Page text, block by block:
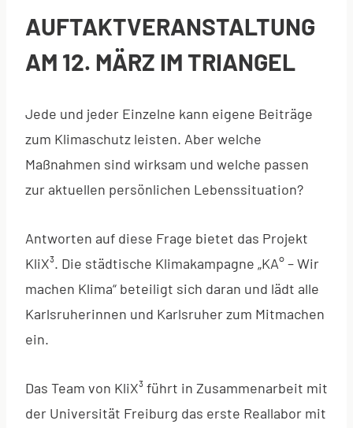
AUFTAKTVERANSTALTUNG
AM 12. MÄRZ IM TRIANGEL
Jede und jeder Einzelne kann eigene Beiträge
zum Klimaschutz leisten. Aber welche
Maßnahmen sind wirksam und welche passen
zur aktuellen persönlichen Lebenssituation?
Antworten auf diese Frage bietet das Projekt
KliX³. Die städtische Klimakampagne „KA° – Wir
machen Klima“ beteiligt sich daran und lädt alle
Karlsruherinnen und Karlsruher zum Mitmachen
ein.
Das Team von KliX³ führt in Zusammenarbeit mit
der Universität Freiburg das erste Reallabor mit